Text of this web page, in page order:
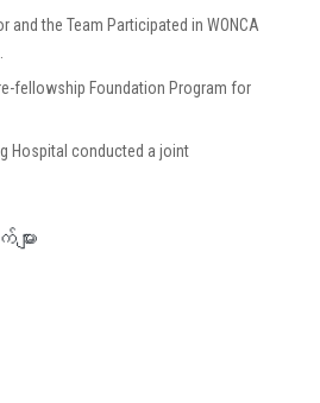
and the Team Participated in WONCA
fellowship Foundation Program for
Hospital conducted a joint
ား